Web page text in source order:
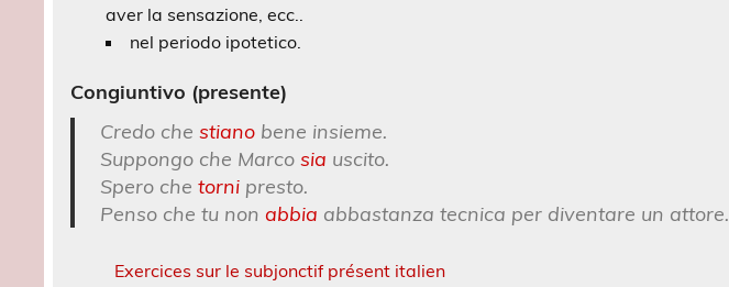
aver la sensazione, ecc..
nel periodo ipotetico.
Congiuntivo (presente)
Credo che stiano bene insieme.
Suppongo che Marco sia uscito.
Spero che torni presto.
Penso che tu non abbia abbastanza tecnica per diventare un attore.
Exercices sur le subjonctif présent italien